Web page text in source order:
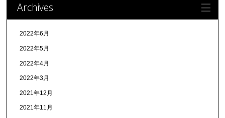
Archives
2022年6月
2022年5月
2022年4月
2022年3月
2021年12月
2021年11月